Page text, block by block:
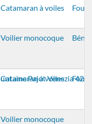
Catamaran à voiles
Voilier monocoque
Catamaran à voiles
Voilier monocoque